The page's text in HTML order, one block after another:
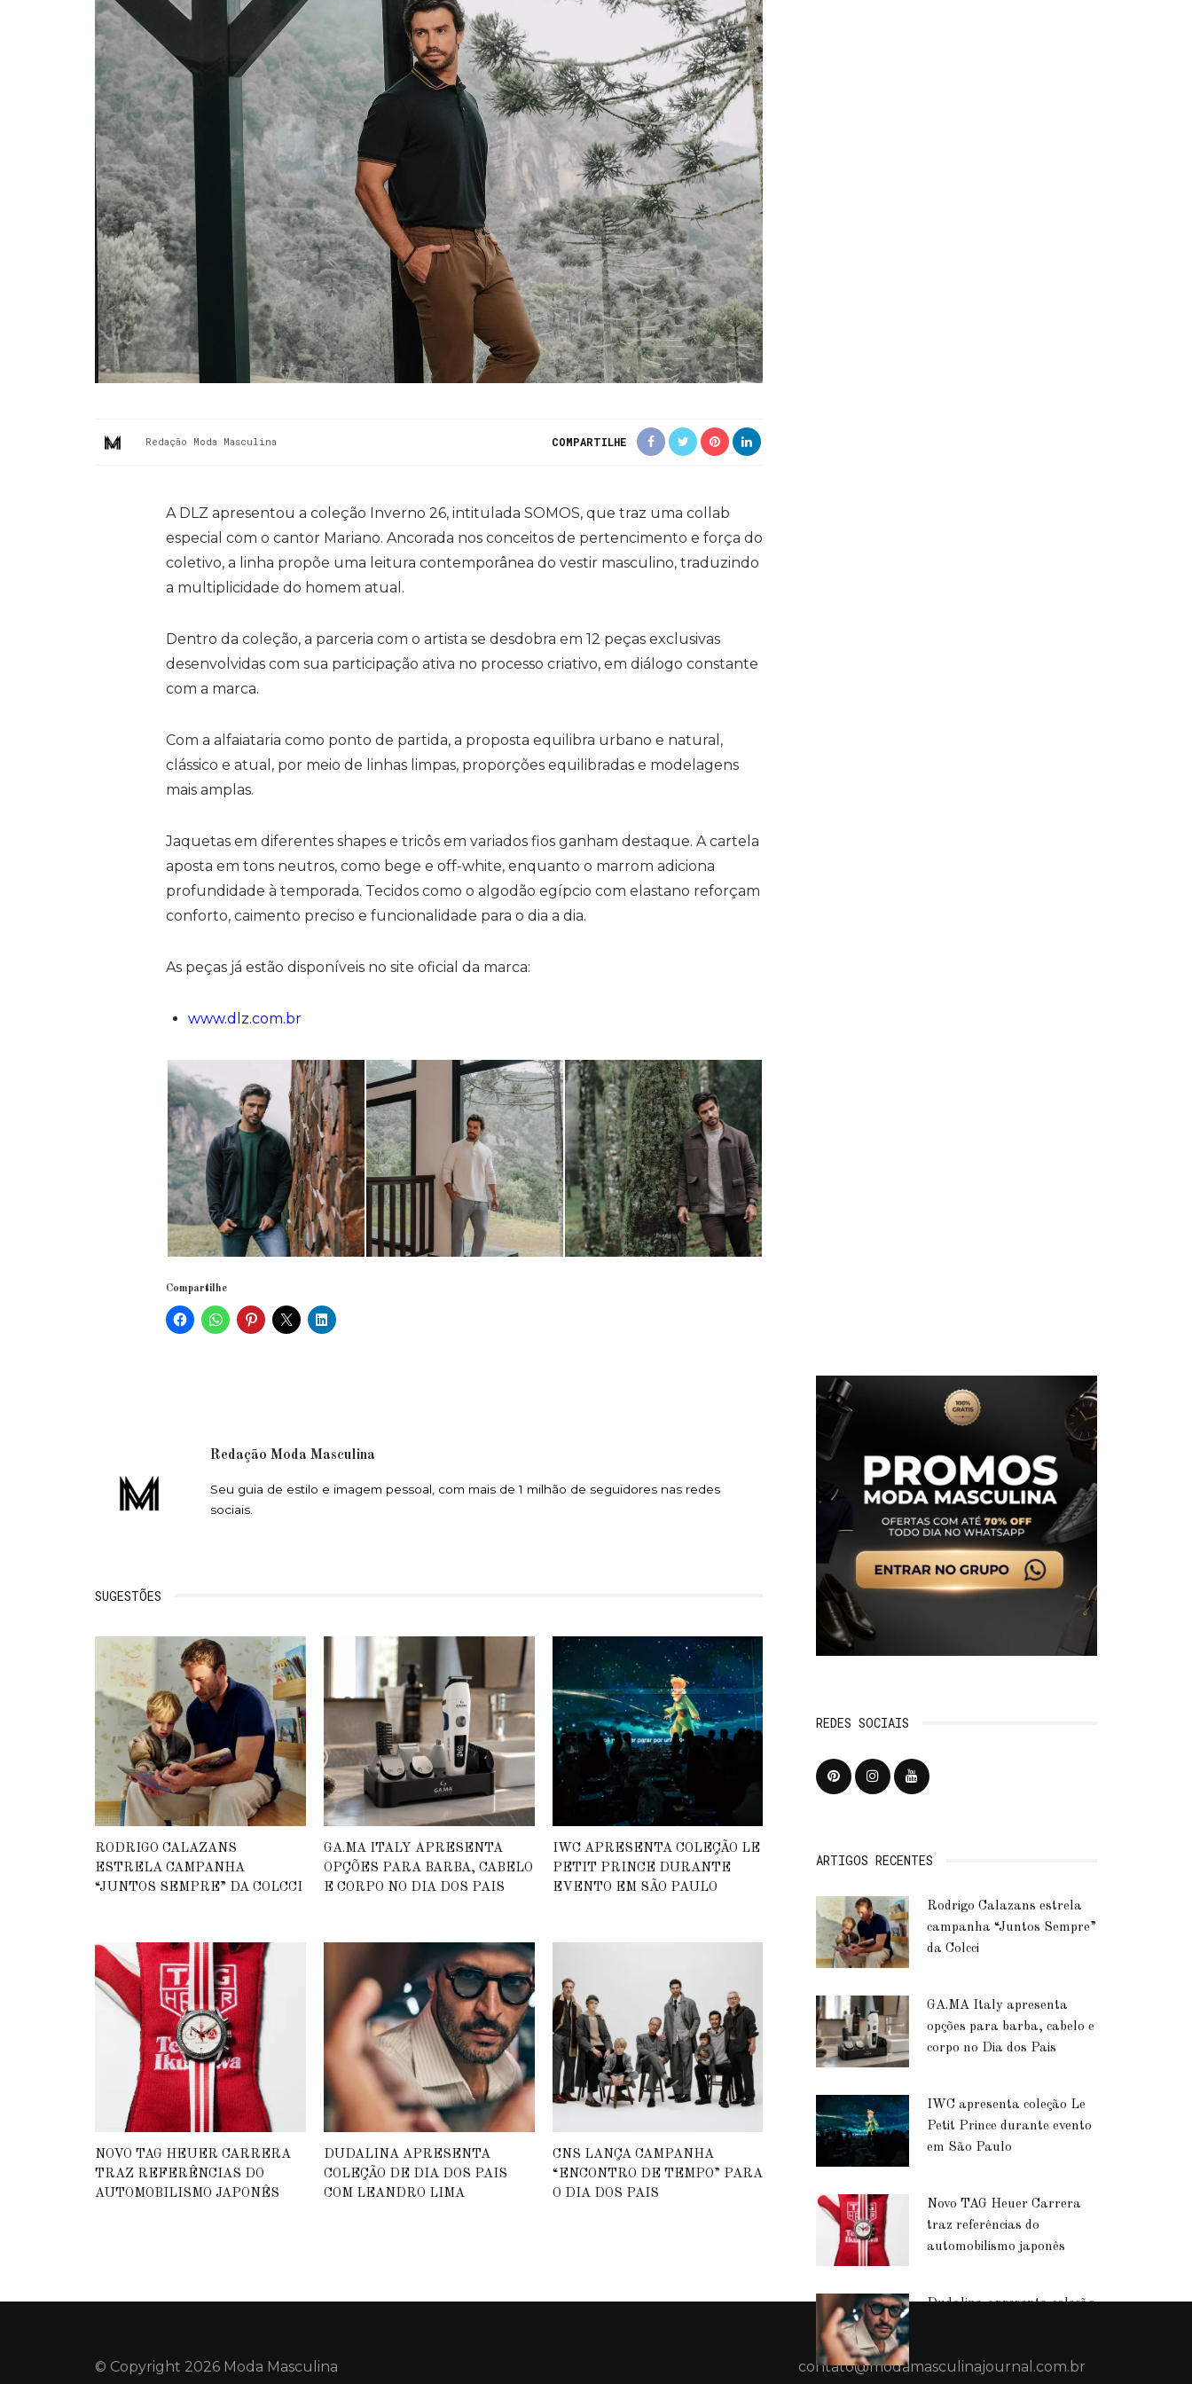
Redação Moda Masculina COMPARTILHE
A DLZ apresentou a coleção Inverno 26, intitulada SOMOS, que traz uma collab
especial com o cantor Mariano. Ancorada nos conceitos de pertencimento e força do
coletivo, a linha propõe uma leitura contemporânea do vestir masculino, traduzindo
a multiplicidade do homem atual.
Dentro da coleção, a parceria com o artista se desdobra em 12 peças exclusivas
desenvolvidas com sua participação ativa no processo criativo, em diálogo constante
com a marca.
Com a alfaiataria como ponto de partida, a proposta equilibra urbano e natural,
clássico e atual, por meio de linhas limpas, proporções equilibradas e modelagens
mais amplas.
Jaquetas em diferentes shapes e tricôs em variados fios ganham destaque. A cartela
aposta em tons neutros, como bege e off-white, enquanto o marrom adiciona
profundidade à temporada. Tecidos como o algodão egípcio com elastano reforçam
conforto, caimento preciso e funcionalidade para o dia a dia.
As peças já estão disponíveis no site oficial da marca:
www.dlz.com.br
Compartilhe
Redação Moda Masculina
Seu guia de estilo e imagem pessoal, com mais de 1 milhão de seguidores nas redes
sociais.
SUGESTÕES
RODRIGO CALAZANS
ESTRELA CAMPANHA
“JUNTOS SEMPRE” DA COLCCI
GA.MA ITALY APRESENTA
OPÇÕES PARA BARBA, CABELO
E CORPO NO DIA DOS PAIS
IWC APRESENTA COLEÇÃO LE
PETIT PRINCE DURANTE
EVENTO EM SÃO PAULO
NOVO TAG HEUER CARRERA
TRAZ REFERÊNCIAS DO
AUTOMOBILISMO JAPONÊS
DUDALINA APRESENTA
COLEÇÃO DE DIA DOS PAIS
COM LEANDRO LIMA
CNS LANÇA CAMPANHA
“ENCONTRO DE TEMPO” PARA
O DIA DOS PAIS
REDES SOCIAIS
ARTIGOS RECENTES
Rodrigo Calazans estrela
campanha “Juntos Sempre”
da Colcci
GA.MA Italy apresenta
opções para barba, cabelo e
corpo no Dia dos Pais
IWC apresenta coleção Le
Petit Prince durante evento
em São Paulo
Novo TAG Heuer Carrera
traz referências do
automobilismo japonês
Dudalina apresenta coleção
© Copyright 2026 Moda Masculina contato@modamasculinajournal.com.br